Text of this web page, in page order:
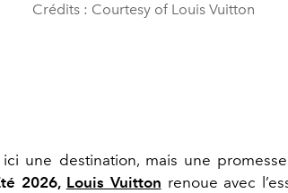
Crédits : Courtesy of Louis Vuitton
ici une destination, mais une
2026, Louis Vuitton renoue avec